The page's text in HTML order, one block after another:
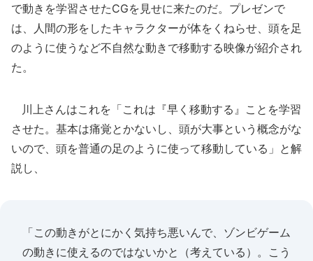
で動きを学習させたCGを見せに来たのだ。プレゼンで
は、人間の形をしたキャラクターが体をくねらせ、頭を足
のように使うなど不自然な動きで移動する映像が紹介され
た。
川上さんはこれを「これは『早く移動する』ことを学習
させた。基本は痛覚とかないし、頭が大事という概念がな
いので、頭を普通の足のように使って移動している」と解
説し、
「この動きがとにかく気持ち悪いんで、ゾンビゲーム
の動きに使えるのではないかと（考えている）。こう